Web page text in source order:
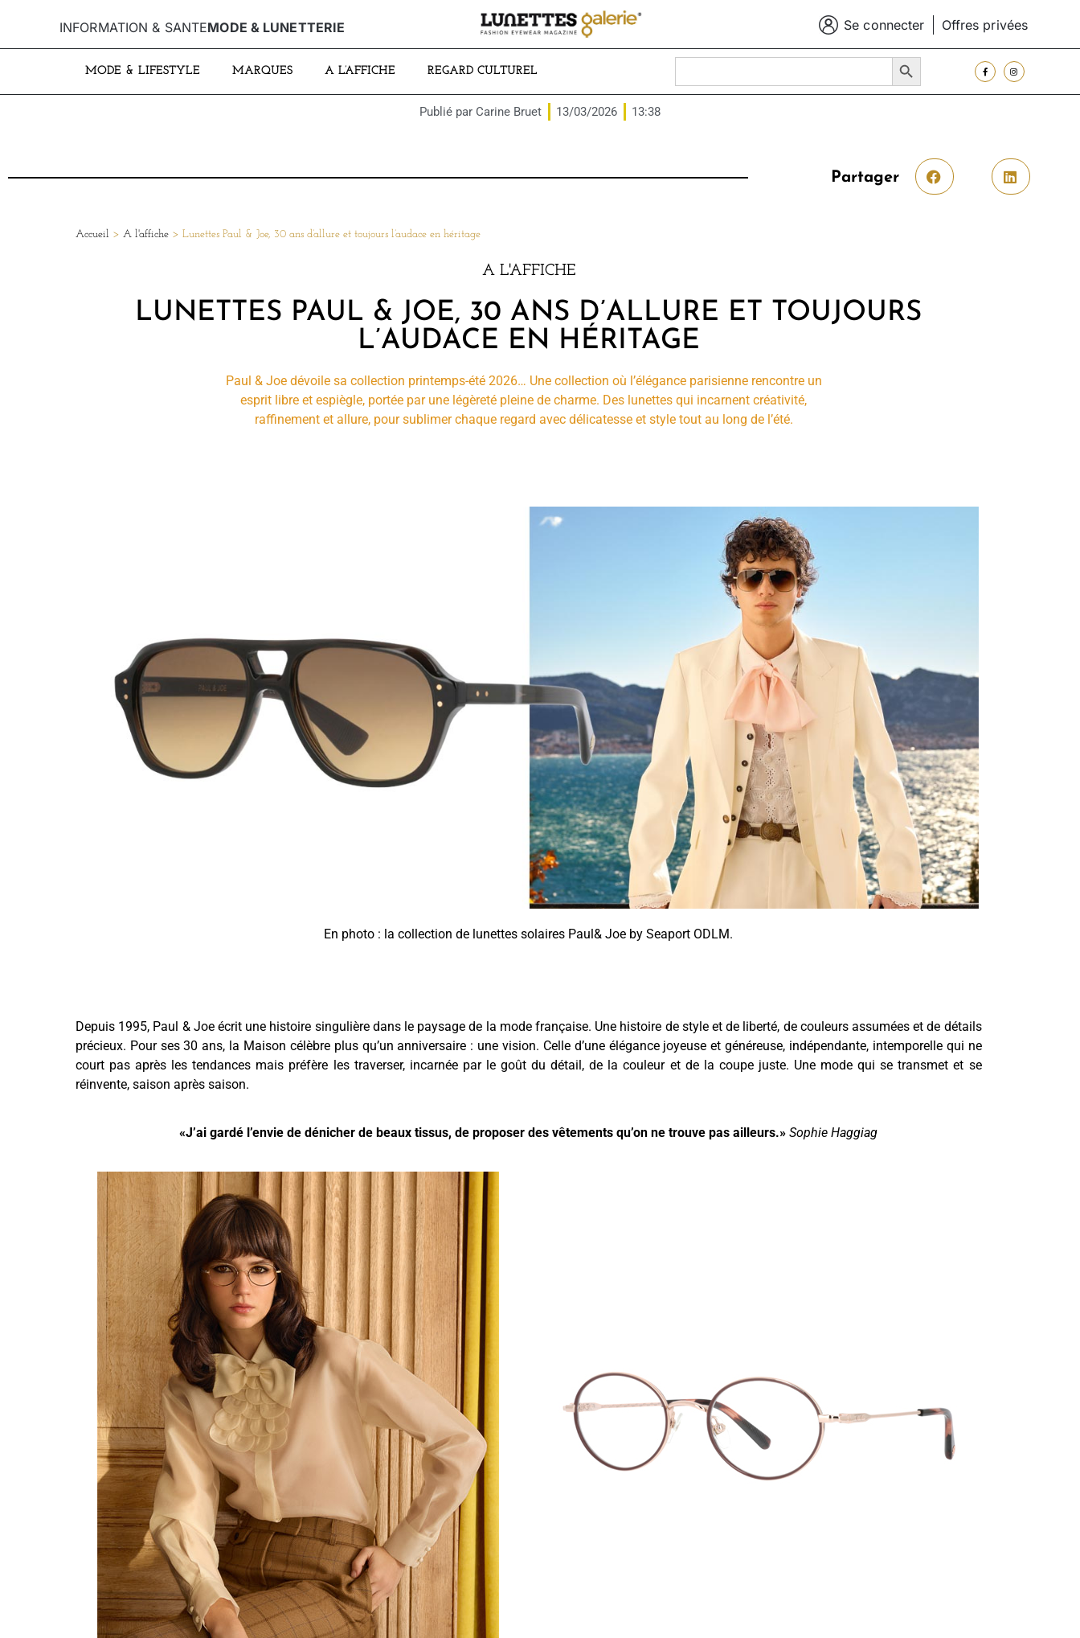
INFORMATION & SANTEMODE & LUNETTERIE Se connecter Offres privées
MODE & LIFESTYLE MARQUES A L’AFFICHE REGARD CULTUREL
Search
SEARCH BUTTON
Publié par Carine Bruet 13/03/2026 13:38
Partager
Accueil > A l'affiche> Lunettes Paul & Joe, 30 ans d’allure et toujours l’audace en héritage
A L'AFFICHE
LUNETTES PAUL & JOE, 30 ANS D’ALLURE ET TOUJOURS
L’AUDACE EN HÉRITAGE
Paul & Joe dévoile sa collection printemps-été 2026… Une collection où l’élégance parisienne rencontre un
esprit libre et espiègle, portée par une légèreté pleine de charme. Des lunettes qui incarnent créativité,
raffinement et allure, pour sublimer chaque regard avec délicatesse et style tout au long de l’été.
En photo : la collection de lunettes solaires Paul& Joe by Seaport ODLM.
Depuis 1995, Paul & Joe écrit une histoire singulière dans le paysage de la mode française. Une histoire de style et de liberté, de couleurs assumées et de détails
précieux. Pour ses 30 ans, la Maison célèbre plus qu’un anniversaire : une vision. Celle d’une élégance joyeuse etgénéreuse, indépendante, intemporelle qui ne
court pas après les tendances mais préfère les traverser, incarnée par le goût du détail, de la couleur et de la coupe juste. Une mode qui se transmet et se
réinvente, saison après saison.
«J’ai gardé l’envie de dénicher de beaux tissus, de proposer des vêtements qu’on ne trouve pas ailleurs.» Sophie Haggiag